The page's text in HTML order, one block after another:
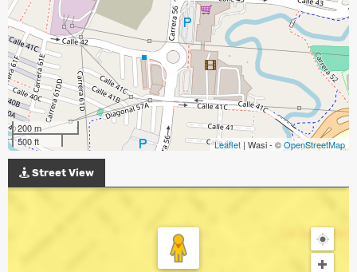
200 m
500 ft
Leaflet | Wasi - ©OpenStreetMap
Street View